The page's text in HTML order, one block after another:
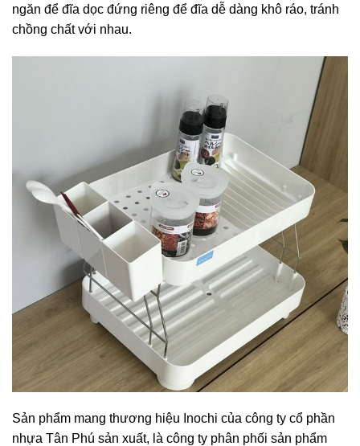
ngăn để đĩa dọc đứng riêng để đĩa dễ dàng khô ráo, tránh
chồng chất với nhau.
Sản phẩm mang thương hiệu Inochi của công ty cổ phần
nhựa Tân Phú sản xuất, là công ty phân phối sản phẩm